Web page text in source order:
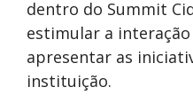
dentro do Summit
estimular a
apresentar as
instituição.